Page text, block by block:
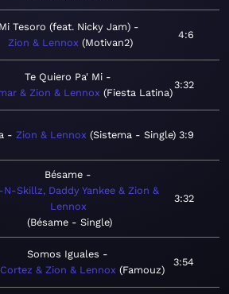
Mi Tesoro (feat. Nicky Jam)
Zion & Lennox
Motivan2
4:6
Te Quiero Pa' Mi
& Zion & Lennox
Fiesta Latina
3:32
Zion & Lennox Sistema - Single 3:9
Bésame
N-Skillz, Daddy Yankee & Zion &
Lennox
Bésame - Single
3:32
Somos Iguales
& Zion & Lennox
Famouz
3:54